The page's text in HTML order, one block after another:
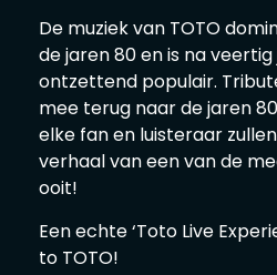
De muziek van TOTO
de jaren 80 en is naveertig
ontzettend populair.
mee terug naar de jaren
elke fan en luisteraar
verhaal vaneen van de
ooit!
Een echte ‘Toto Live
to TOTO!